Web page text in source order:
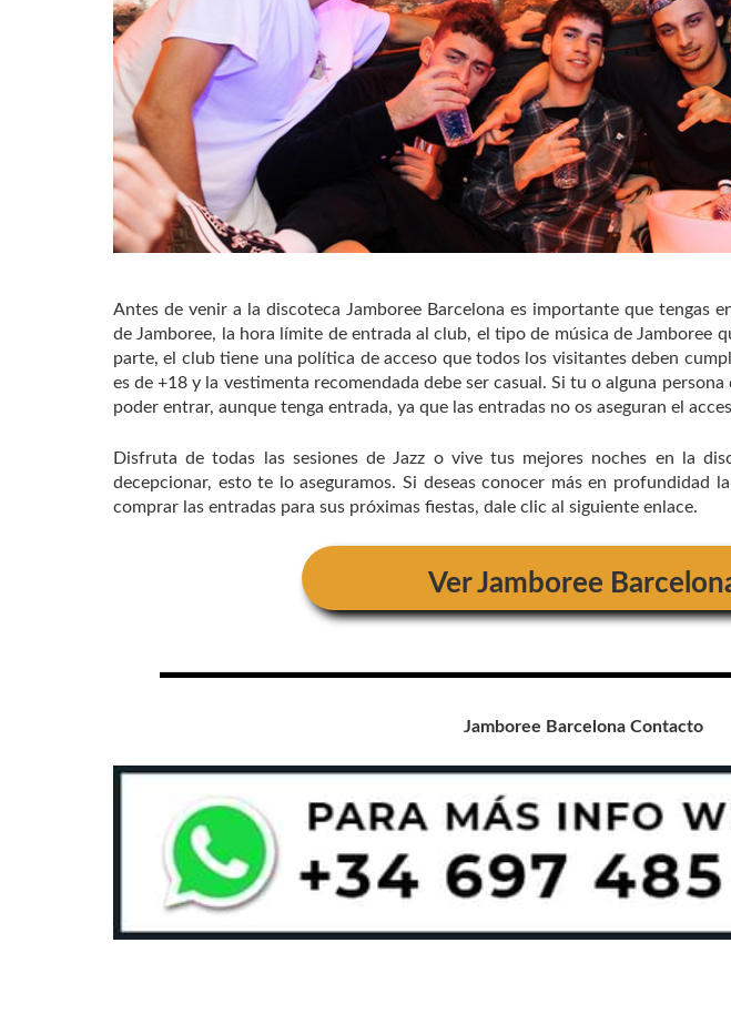
Antes de venir a la discoteca Jamboree Barcelona es importante que tengas
de Jamboree, la hora límite de entrada al club, el tipo de música de Jamboree
parte, el club tiene una política de acceso que todos los visitantes deben
es de +18 y la vestimenta recomendada debe ser casual. Si tu o alguna
poder entrar, aunque tenga entrada, ya que las entradas no os aseguran el
Disfruta de todas las sesiones de Jazz o vive tus mejores noches en la
decepcionar, esto te lo aseguramos. Si deseas conocer más en profundidad
comprar las entradas para sus próximas fiestas, dale clic al siguiente enlace.
VerJamboree
Jamboree Barcelona Contacto